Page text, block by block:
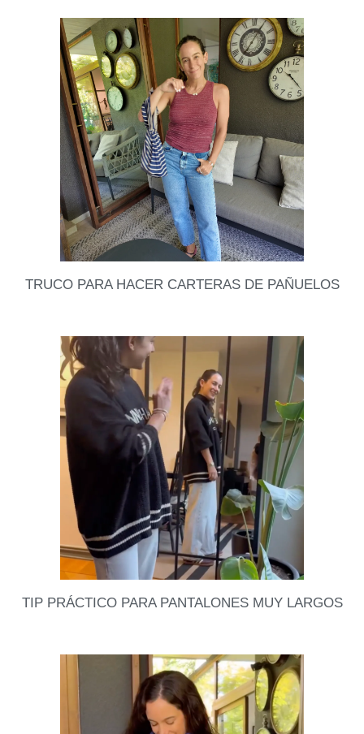
Hay veces que no tenemos tiempo de probarnos o
simplemente no dan ganas de entrar al probador.
Por eso acá de tejo dos tIPS
Leer datos
Seguramente todas tienen algún pañuelo en su
closet!! Atención porque con cualquiera puedes
hacer una cartera en 1 minuto. Es demasiado fácil,
sigue el
Leer datos
TRUCO PARA HACER CARTERAS DE PAÑUELOS
Si tienes unos pantalones que te quedan muy largos
y no tienes cómo hacerles basta, hoy te enseño este
TIP PRÁCTICO PARA PANTALONES MUY LARGOS